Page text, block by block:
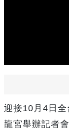
迎接10月4日
龍宮舉辦記者